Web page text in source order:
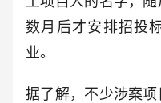
数月后才安排招投
业。
据了解，不少涉案